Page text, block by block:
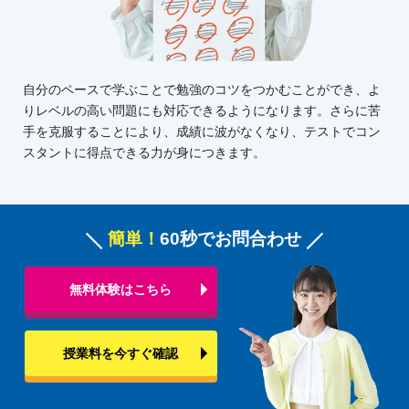
自分のペースで学ぶことで勉強のコツをつかむことができ、よ
りレベルの高い問題にも対応できるようになります。さらに苦
手を克服することにより、成績に波がなくなり、テストでコン
スタントに得点できる力が身につきます。
簡単！ 60秒でお問合わせ
無料体験はこちら
授業料を今すぐ確認